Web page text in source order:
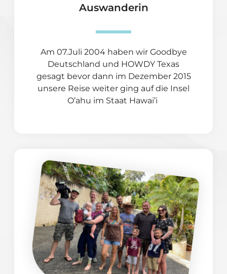
Auswanderin
Am 07.Juli 2004 haben wir Goodbye
Deutschland und HOWDY Texas
gesagt bevor dann im Dezember 2015
unsere Reise weiter ging auf die Insel
O’ahu im Staat Hawai’i